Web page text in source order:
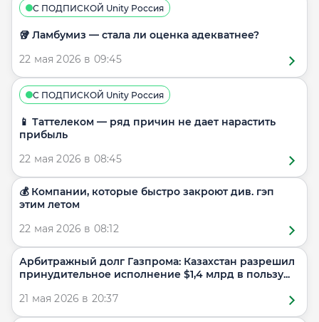
С ПОДПИСКОЙ Unity Россия
🥡 Ламбумиз — стала ли оценка адекватнее?
22 мая 2026 в 09:45
С ПОДПИСКОЙ Unity Россия
📱 Таттелеком — ряд причин не дает нарастить
прибыль
22 мая 2026 в 08:45
💰 Компании, которые быстро закроют див. гэп
этим летом
22 мая 2026 в 08:12
Арбитражный долг Газпрома: Казахстан разрешил
принудительное исполнение $1,4 млрд в пользу...
21 мая 2026 в 20:37